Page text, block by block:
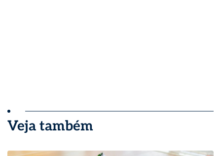
Veja também